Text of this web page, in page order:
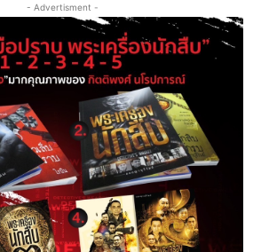
- Advertisment -